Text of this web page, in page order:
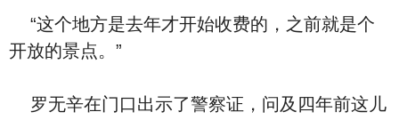
“这个地方是去年才开始收费的，之前就是个
开放的景点。”
罗无辛在门口出示了警察证，问及四年前这儿